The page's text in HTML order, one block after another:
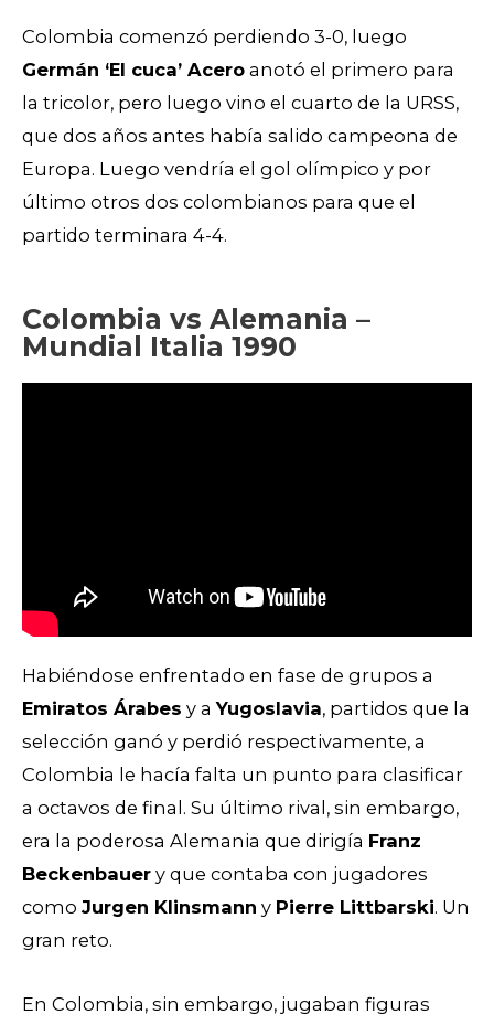
Colombia comenzó perdiendo 3-0, luego
Germán ‘El cuca’ Acero anotó el primero para
la tricolor, pero luego vino el cuarto de la URSS,
que dos años antes había salido campeona de
Europa. Luego vendría el gol olímpico y por
último otros dos colombianos para que el
partido terminara 4-4.
Colombia vs Alemania –
Mundial Italia 1990
Habiéndose enfrentado en fase de grupos a
Emiratos Árabes y aYugoslavia, partidos que la
selección ganó y perdió respectivamente, a
Colombia le hacía falta un punto para clasificar
a octavos de final. Su último rival, sin embargo,
era la poderosa Alemania que dirigía Franz
Beckenbauer y que contaba con jugadores
como Jurgen Klinsmann y Pierre Littbarski. Un
gran reto.
En Colombia, sin embargo, jugaban figuras